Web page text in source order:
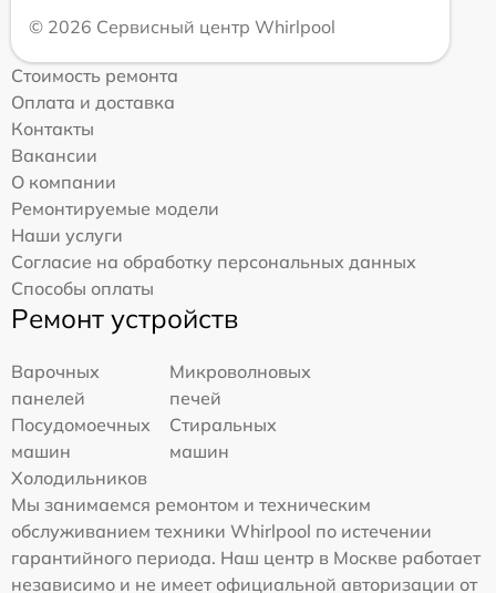
© 2026 Сервисный центр Whirlpool
Стоимость ремонта
Оплата и доставка
Контакты
Вакансии
О компании
Ремонтируемые модели
Наши услуги
Согласие на обработку персональных данных
Способы оплаты
Ремонт устройств
Варочных
панелей
Микроволновых
печей
Посудомоечных
машин
Стиральных
машин
Холодильников
Мы занимаемся ремонтом и техническим
обслуживанием техники Whirlpool по истечении
гарантийного периода. Наш центр в Москве работает
независимо и не имеет официальной авторизации от